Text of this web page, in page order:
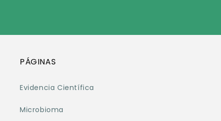
PÁGINAS
Evidencia Científica
Microbioma